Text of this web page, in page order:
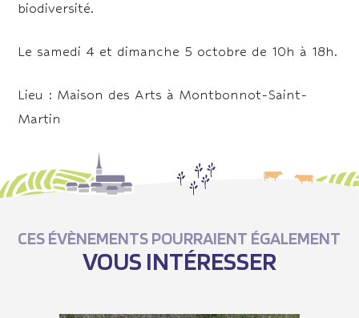
biodiversité.
Le samedi 4 et dimanche 5 octobre de 10h à 18h.
Lieu : Maison des Arts à Montbonnot-Saint-
Martin
CES ÉVÈNEMENTS POURRAIENT ÉGALEMENT
VOUS INTÉRESSER